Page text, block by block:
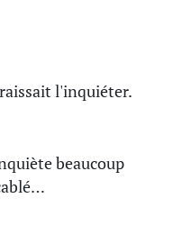
l'inquiéter.
beaucoup